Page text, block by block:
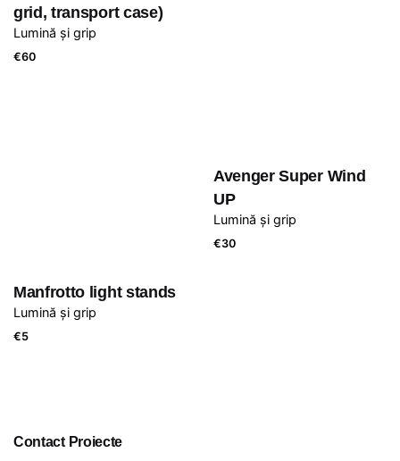
grid, transport case)
Lumină și grip
€60
Avenger Super Wind
UP
Lumină și grip
€30
Manfrotto light stands
Lumină și grip
€5
Contact Proiecte